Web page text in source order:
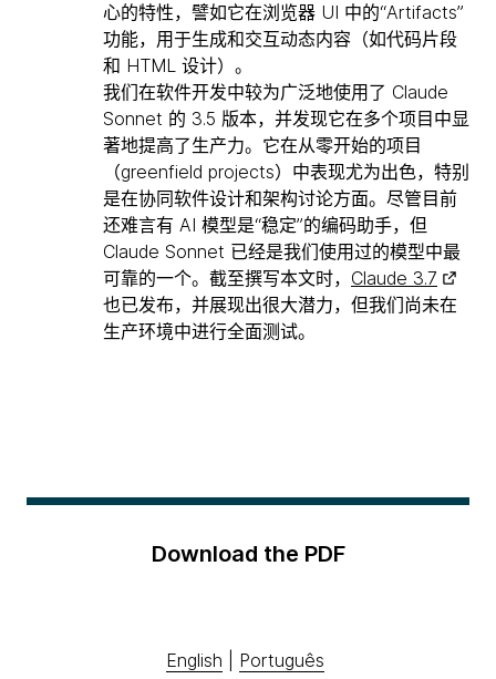
心的特性，譬如它在浏览器 UI 中的“Artifacts”
功能，用于生成和交互动态内容（如代码片段
和 HTML 设计）。
我们在软件开发中较为广泛地使用了 Claude
Sonnet 的 3.5 版本，并发现它在多个项目中显
著地提高了生产力。它在从零开始的项目
（greenfield projects）中表现尤为出色，特别
是在协同软件设计和架构讨论方面。尽管目前
还难言有 AI 模型是“稳定”的编码助手，但
Claude Sonnet 已经是我们使用过的模型中最
可靠的一个。截至撰写本文时， Claude 3.7
也已发布，并展现出很大潜力，但我们尚未在
生产环境中进行全面测试。
Download the PDF
English Português